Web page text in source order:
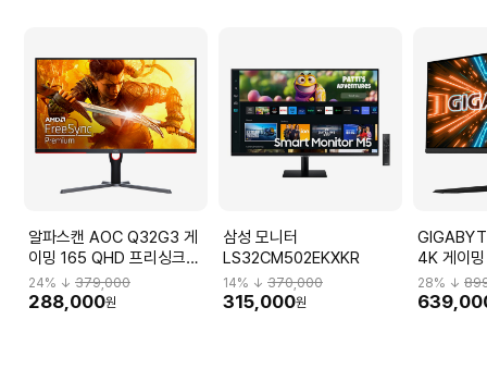
알파스캔 AOC Q32G3 게
이밍 165 QHD 프리싱크
HDR 무결점 Q32G3_H
24% ↓ 379,000
288,000원
삼성 모니터
LS32CM502EKXKR
14% ↓370,000
315,000원
4K 게이
M32U_H
28% ↓